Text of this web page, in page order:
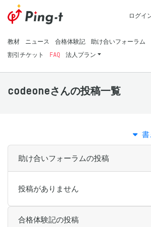
教材 ニュース 合格体験記 助け合いフォーラム
割引チケット
FAQ 法人プラン
ログイ
codeoneさんの投稿一覧
書
助け合いフォーラムの投稿
投稿がありません
合格体験記の投稿